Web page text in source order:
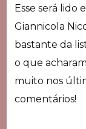
Esse será lido
Giannicola
bastante da
o que
muito nos
comentários!